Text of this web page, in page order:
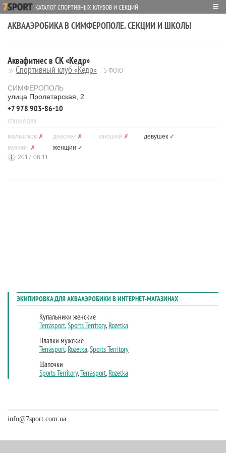
КАТАЛОГ СПОРТИВНЫХ КЛУБОВ И СЕКЦИЙ ≡
АКВААЭРОБИКА В СИМФЕРОПОЛЕ. СЕКЦИИ И ШКОЛЫ
Аквафитнес в СК «Кедр»
Спортивный клуб «Кедр» 5 ФОТО
СИМФЕРОПОЛЬ
улица Пролетарская, 2
+7 978 903-86-10
СЕКЦИЯ ДЛЯ
мальчиков ✗ девочек ✗ юношей ✗ девушек ✓
мужчин ✗ женщин ✓
2017.06.11
info@7sport.com.ua